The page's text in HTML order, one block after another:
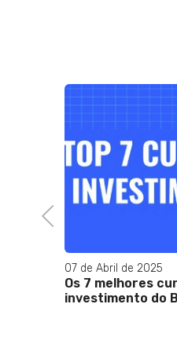
Previous
07 de Abril de 2025
Os 7 melhores
investimento do